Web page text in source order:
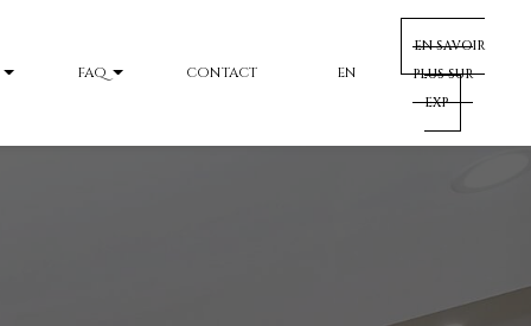
FAQ CONTACT EN
EN SAVOIR
PLUS SUR
EXP